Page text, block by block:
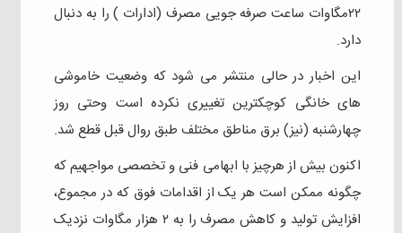
۲۲مگاوات ساعت صرفه جویی مصرف (ادارات ) را به دنبال
دارد.
این اخبار در حالی منتشر می شود که وضعیت خاموشی
های خانگی کوچکترین تغییری نکرده است و‌حتی روز
چهارشنبه (نیز) برق مناطق مختلف طبق روال قبل قطع شد.
اکنون بیش از هرچیز با ابهامی فنی و‌ تخصصی مواجهیم که
چگونه ممکن است هر یک از اقدامات فوق که در مجموع،
افزایش تولید و‌ کاهش مصرف را به ۲ هزار مگاوات نزدیک